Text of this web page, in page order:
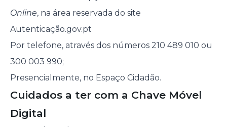
Online, na área reservada do site
Autenticação.gov.pt
Por telefone, através dos números 210 489 010 ou
300 003 990;
Presencialmente, no Espaço Cidadão.
Cuidados a ter com a Chave Móvel
Digital